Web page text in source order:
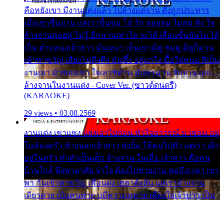
คือหยังเขา มีงานแต่งแล้ว ไปล้างแต่จาน ดั่งถูกประหาร
เมื่อเขาชื่นบาน แต่เราขื่นขม โอ้ รัก ลอยลม ไม่สม ดัง ใจ
ล้างจานคอยคู่ ไม่รู้ อีกนานเท่าใด จะได้ เลื่อนขั้นบันได ได้
เป็น ตำแหน่งเจ้าสาว มันเหงา เห็นเขามีคู่ ซมดู มีคู่ก็ม่วน
เข้าพาขวัญ เสียงโห่ตึงตึง มันซึ้ง อยู่แก่ใจ มื้อใด๋หนอ สิเป็น
งานเฮา มัวซอยเขา ใจเฮาซิด้าน มันทรมาน จับจาน เอย…
ล้างจานในงานแต่ง - Cover Ver. (ซาวด์ดนตรี)
(KARAOKE)
29 views • 03.08.2569
งานแต่ง เขาแซง แย่งเอาไปก่อน หัวใจอาวรณ์ มาซ่อน อยู่
ในห้องครัว ข้างนอกเจ้าสาว ส่งยิ้ม ให้คนไปทั่ว แต่เรา เฝ้า
อยู่ในครัว ทำตัวเป็นเด็ก ล้างจาน ในเมื่อ เจ้าสาว คือคน
บ้านใกล้ พึ่งพาอาศัย จำใจ ต้องไปช่วยงาน พอถึงเวลา เขา
พา กันเข้าพาขวัญ เพื่อนฝูง เฮฮาดังลั่น แต่เราล้างจาน
เดียวดาย เป็นคนพ่าย บ่มีความหมาย เคียงใจเจ้าบ่าว เป็น